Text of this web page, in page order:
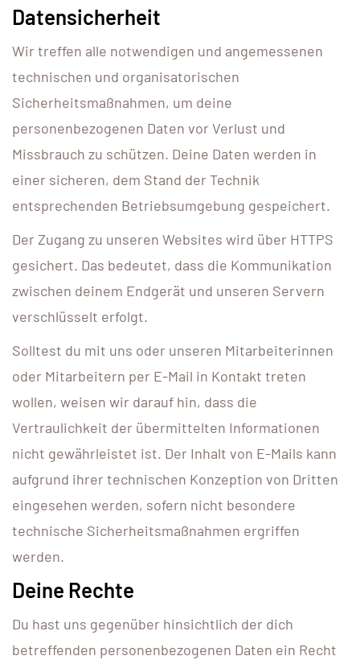
Datensicherheit
Wir treffen alle notwendigen und angemessenen
technischen und organisatorischen
Sicherheitsmaßnahmen, um deine
personenbezogenen Daten vor Verlust und
Missbrauch zu schützen. Deine Daten werden in
einer sicheren, dem Stand der Technik
entsprechenden Betriebsumgebung gespeichert.
Der Zugang zu unseren Websites wird über HTTPS
gesichert. Das bedeutet, dass die Kommunikation
zwischen deinem Endgerät und unseren Servern
verschlüsselt erfolgt.
Solltest du mit uns oder unseren Mitarbeiterinnen
oder Mitarbeitern per E-Mail in Kontakt treten
wollen, weisen wir darauf hin, dass die
Vertraulichkeit der übermittelten Informationen
nicht gewährleistet ist. Der Inhalt von E-Mails kann
aufgrund ihrer technischen Konzeption von Dritten
eingesehen werden, sofern nicht besondere
technische Sicherheitsmaßnahmen ergriffen
werden.
Deine Rechte
Du hast uns gegenüber hinsichtlich der dich
betreffenden personenbezogenen Daten ein Recht